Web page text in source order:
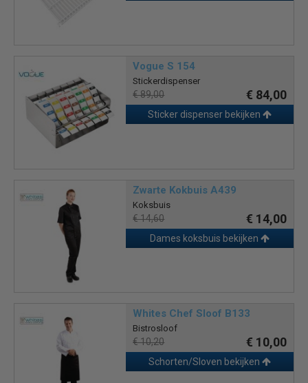
Vogue S 154
Stickerdispenser
€ 89,00 € 84,00
Sticker dispenser bekijken
Zwarte Kokbuis A439
Koksbuis
€ 14,60 € 14,00
Dames koksbuis bekijken
Whites Chef Sloof B133
Bistrosloof
€ 10,20 € 10,00
Schorten/Sloven bekijken